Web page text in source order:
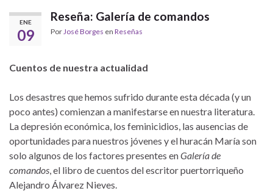
ENE
09
Reseña: Galería de comandos
PorJosé Borges en Reseñas
Cuentos de nuestra actualidad
Los desastres que hemos sufrido durante esta década (y un
poco antes) comienzan a manifestarse en nuestra literatura.
La depresión económica, los feminicidios, las ausencias de
oportunidades para nuestros jóvenes y el huracán María son
solo algunos de los factores presentes enGalería de
comandos, el libro de cuentos del escritor puertorriqueño
Alejandro Álvarez Nieves.